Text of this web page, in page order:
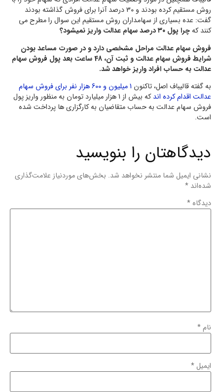
روش مستقیم کرده بودند و 30 درصد آنرا برای فروش گذاشته بودند
گفت: عده بسیاری از سهامداران روش مستقیم این سوال را مطرح می
کنند کهچرا پول ۳۰ درصد سهام عدالت واریز نمیشود؟
فروش سهام عدالت مراحل مشخصی دارد و در صورت مساعد بودن
شرایط فروش سهام عدالت و ثبت آن، 48 ساعت بعد پول فروش سهام
عدالت به حساب افراد واریز خواهد شد.
به گفته قالیباف اصل، تاکنون
1 میلیون و 600 هزار نفر برای فروش سهام
عدالت اقدام کرده اند
که بیش از 1 هزار میلیارد تومان به منظور واریز پول
فروش سهام عدالت به حساب متقاضیان به کارگزاری ها پرداخت شده
است.
دیدگاهتان را بنویسید
نشانی ایمیل شما منتشر نخواهد شد. بخش‌های موردنیاز علامت‌گذاری
شده‌اند *
دیدگاه *
نام*
ایمیل*